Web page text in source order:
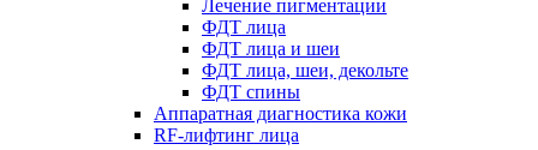
Лечение пигментации
ФДТ лица
ФДТ лица и шеи
ФДТ лица, шеи, декольте
ФДТ спины
Аппаратная диагностика кожи
RF-лифтинг лица